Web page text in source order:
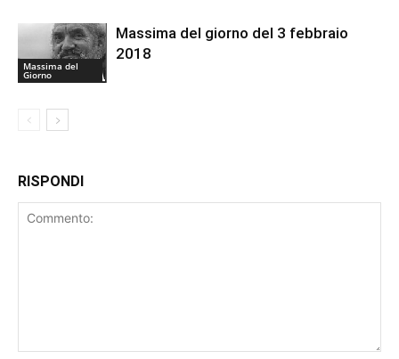
Massima del
Giorno
Massima del giorno del 3 febbraio
2018
RISPONDI